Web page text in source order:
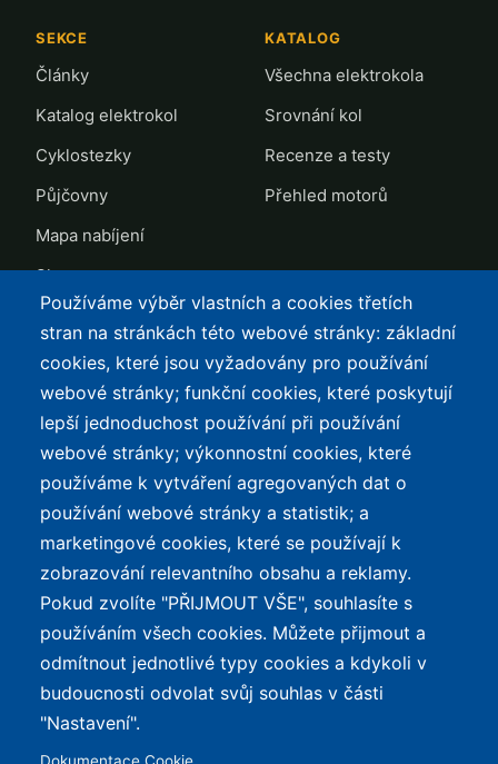
SEKCE
Články
Katalog elektrokol
Cyklostezky
Půjčovny
Mapa nabíjení
Slevy
KATALOG
Všechna elektrokola
Srovnání kol
Recenze a testy
Přehled motorů
TOP LISTY Z DAT
Přehled top listů
Nejlehčí elektrokola
Největší dojezd
Nejlevnější s Bosch CX
Největší poklesy cen
Nejlepší poměr
cena/výkon
SERVIS
Kontakt
Podmínky užívání a
ochrana osobních údajů
e-Biker Point
Mapa stránek
O WEBU
Průvodce světem
elektrokol — recenze,
Používáme výběr vlastních a cookies třetích
stran na stránkách této webové stránky: základní
cookies, které jsou vyžadovány pro používání
webové stránky; funkční cookies, které poskytují
lepší jednoduchost používání při používání
webové stránky; výkonnostní cookies, které
používáme k vytváření agregovaných dat o
používání webové stránky a statistik; a
marketingové cookies, které se používají k
zobrazování relevantního obsahu a reklamy.
Pokud zvolíte "PŘIJMOUT VŠE", souhlasíte s
používáním všech cookies. Můžete přijmout a
odmítnout jednotlivé typy cookies a kdykoli v
budoucnosti odvolat svůj souhlas v části
"Nastavení".
REKLAMA